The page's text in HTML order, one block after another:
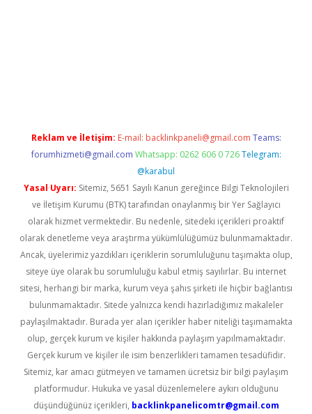
Reklam ve İletişim: E-mail: backlinkpaneli@gmail.com Teams:
forumhizmeti@gmail.com Whatsapp: 0262 606 0 726 Telegram:
@karabul
Yasal Uyarı: Sitemiz, 5651 Sayılı Kanun gereğince Bilgi Teknolojileri
ve İletişim Kurumu (BTK) tarafından onaylanmış bir Yer Sağlayıcı
olarak hizmet vermektedir. Bu nedenle, sitedeki içerikleri proaktif
olarak denetleme veya araştırma yükümlülüğümüz bulunmamaktadır.
Ancak, üyelerimiz yazdıkları içeriklerin sorumluluğunu taşımakta olup,
siteye üye olarak bu sorumluluğu kabul etmiş sayılırlar. Bu internet
sitesi, herhangi bir marka, kurum veya şahıs şirketi ile hiçbir bağlantısı
bulunmamaktadır. Sitede yalnızca kendi hazırladığımız makaleler
paylaşılmaktadır. Burada yer alan içerikler haber niteliği taşımamakta
olup, gerçek kurum ve kişiler hakkında paylaşım yapılmamaktadır.
Gerçek kurum ve kişiler ile isim benzerlikleri tamamen tesadüfidir.
Sitemiz, kar amacı gütmeyen ve tamamen ücretsiz bir bilgi paylaşım
platformudur. Hukuka ve yasal düzenlemelere aykırı olduğunu
düşündüğünüz içerikleri, backlinkpanelicomtr@gmail.com